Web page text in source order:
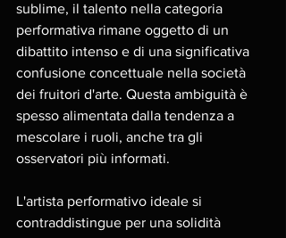
sublime, il talento nella categoria
performativa rimane oggetto di un
dibattito intenso e di una significativa
confusione concettuale nella società
dei fruitori d'arte. Questa ambiguità è
spesso alimentata dalla tendenza a
mescolare i ruoli, anche tra gli
osservatori più informati.
L'artista performativo ideale si
contraddistingue per una solidità